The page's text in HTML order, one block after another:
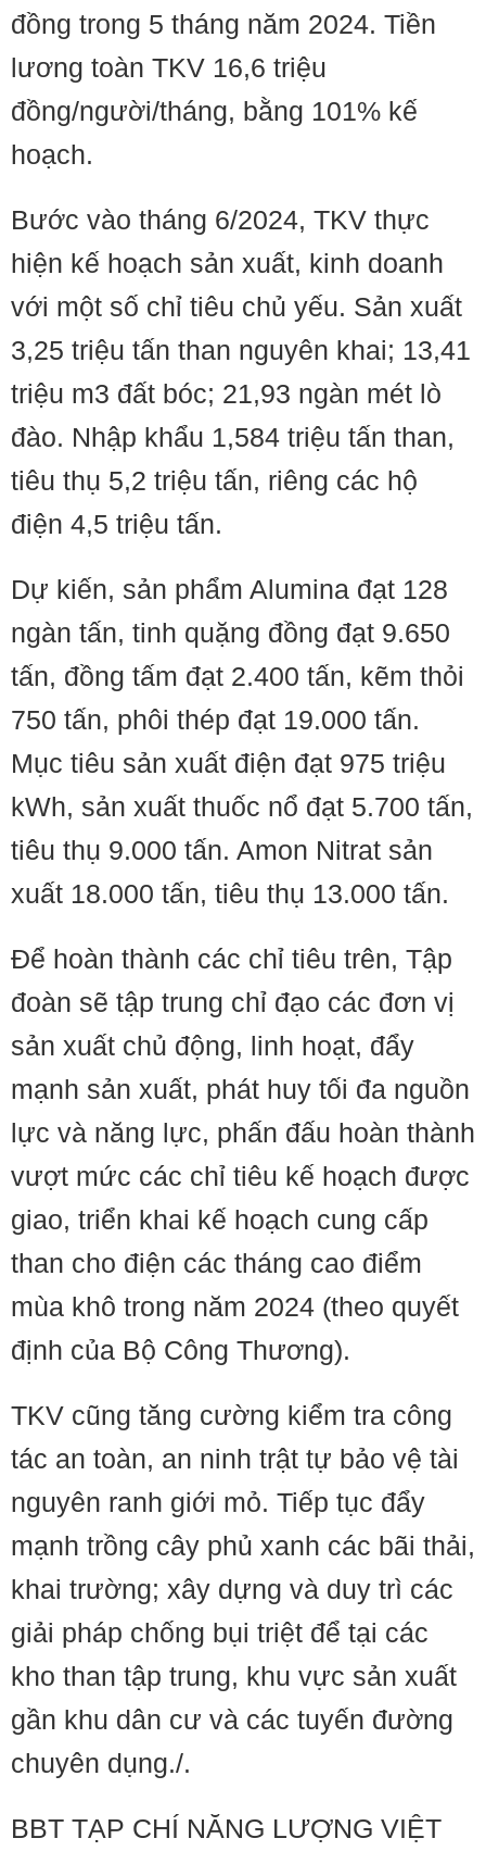
đồng trong 5 tháng năm 2024. Tiền
lương toàn TKV 16,6 triệu
đồng/người/tháng, bằng 101% kế
hoạch.
Bước vào tháng 6/2024, TKV thực
hiện kế hoạch sản xuất, kinh doanh
với một số chỉ tiêu chủ yếu. Sản xuất
3,25 triệu tấn than nguyên khai; 13,41
triệu m3 đất bóc; 21,93 ngàn mét lò
đào. Nhập khẩu 1,584 triệu tấn than,
tiêu thụ 5,2 triệu tấn, riêng các hộ
điện 4,5 triệu tấn.
Dự kiến, sản phẩm Alumina đạt 128
ngàn tấn, tinh quặng đồng đạt 9.650
tấn, đồng tấm đạt 2.400 tấn, kẽm thỏi
750 tấn, phôi thép đạt 19.000 tấn.
Mục tiêu sản xuất điện đạt 975 triệu
kWh, sản xuất thuốc nổ đạt 5.700 tấn,
tiêu thụ 9.000 tấn. Amon Nitrat sản
xuất 18.000 tấn, tiêu thụ 13.000 tấn.
Để hoàn thành các chỉ tiêu trên, Tập
đoàn sẽ tập trung chỉ đạo các đơn vị
sản xuất chủ động, linh hoạt, đẩy
mạnh sản xuất, phát huy tối đa nguồn
lực và năng lực, phấn đấu hoàn thành
vượt mức các chỉ tiêu kế hoạch được
giao, triển khai kế hoạch cung cấp
than cho điện các tháng cao điểm
mùa khô trong năm 2024 (theo quyết
định của Bộ Công Thương).
TKV cũng tăng cường kiểm tra công
tác an toàn, an ninh trật tự bảo vệ tài
nguyên ranh giới mỏ. Tiếp tục đẩy
mạnh trồng cây phủ xanh các bãi thải,
khai trường; xây dựng và duy trì các
giải pháp chống bụi triệt để tại các
kho than tập trung, khu vực sản xuất
gần khu dân cư và các tuyến đường
chuyên dụng./.
BBT TẠP CHÍ NĂNG LƯỢNG VIỆT